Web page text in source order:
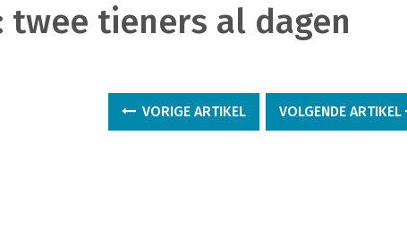
twee tieners al dagen
VORIGE ARTIKEL VOLGENDE ARTIKEL